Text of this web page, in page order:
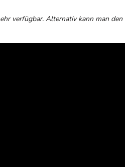
verfügbar. Alternativ kann man